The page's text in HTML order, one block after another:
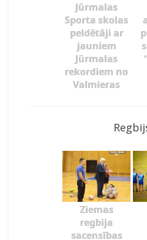
Jūrmalas
Sporta skolas
peldētāji ar
jauniem
Jūrmalas
rekordiem no
Valmieras
Ziemas
regbija
sacensības